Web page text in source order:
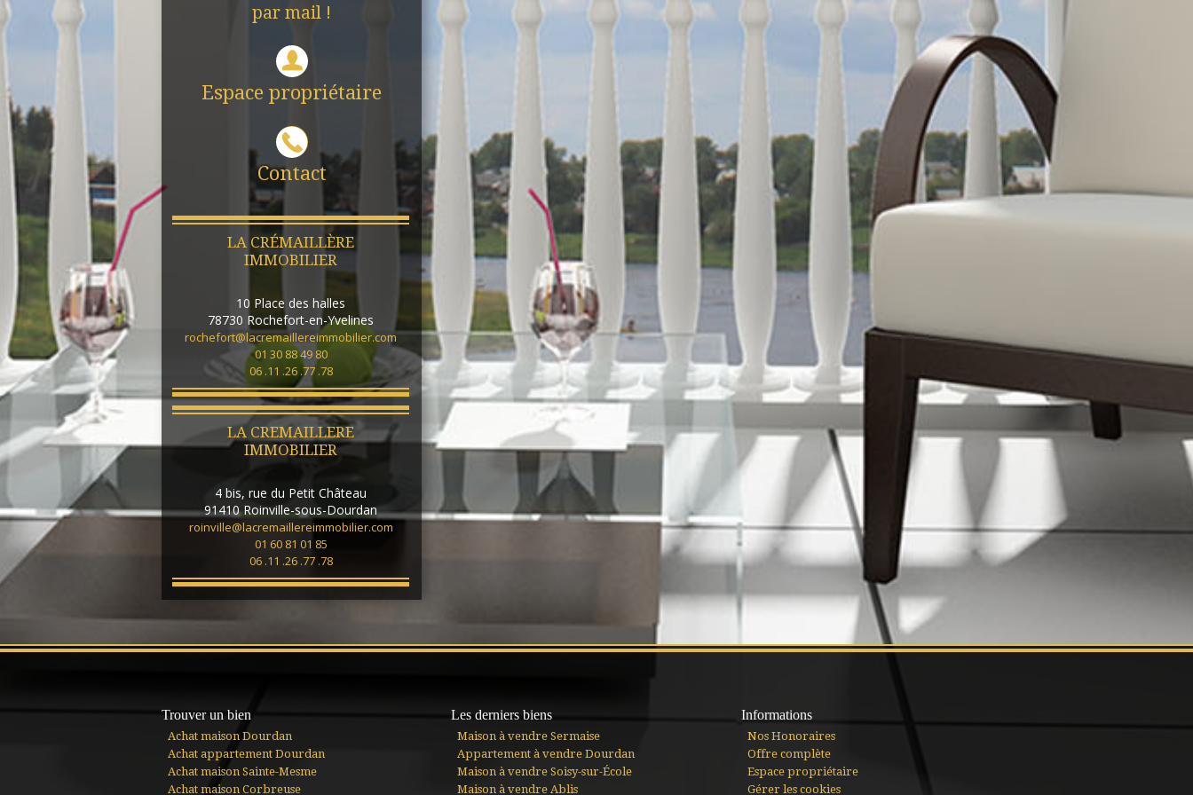
par mail !
Espace propriétaire
Contact
LA CRÉMAILLÈRE
IMMOBILIER
10 Place des halles
78730 Rochefort-en-Yvelines
rochefort@lacremaillereimmobilier.com
01 30 88 49 80
06 .11 .26 .77 .78
LA CREMAILLERE
IMMOBILIER
4 bis, rue du Petit Château
91410 Roinville-sous-Dourdan
roinville@lacremaillereimmobilier.com
01 60 81 01 85
06 .11 .26 .77 .78
Trouver un bien
Achat maison Dourdan
Achat appartement Dourdan
Achat maison Sainte-Mesme
Achat maison Corbreuse
Les derniers biens
Maison à vendre Sermaise
Appartement à vendre Dourdan
Maison à vendre Soisy-sur-École
Maison à vendre Ablis
Informations
Nos Honoraires
Offre complète
Espace propriétaire
Gérer les cookies